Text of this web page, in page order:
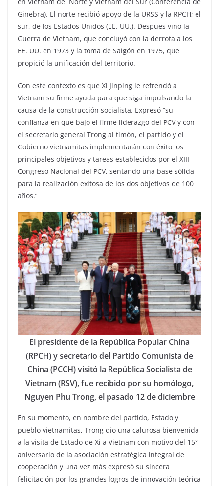
Ginebra). El norte recibió apoyo de la URSS y la RPCH; el
sur, de los Estados Unidos (EE. UU.). Después vino la
Guerra de Vietnam, que concluyó con la derrota a los
EE. UU. en 1973 y la toma de Saigón en 1975, que
propició la unificación del territorio.
Con este contexto es que Xi Jinping le refrendó a
Vietnam su firme ayuda para que siga impulsando la
causa de la construcción socialista. Expresó “su
confianza en que bajo el firme liderazgo del PCV y con
el secretario general Trong al timón, el partido y el
Gobierno vietnamitas implementarán con éxito los
principales objetivos y tareas establecidos por el XIII
Congreso Nacional del PCV, sentando una base sólida
para la realización exitosa de los dos objetivos de 100
años.”
El presidente de la República Popular China
(RPCH) y secretario del Partido Comunista de
China (PCCH) visitó la República Socialista de
Vietnam (RSV), fue recibido por su homólogo,
Nguyen Phu Trong, el pasado 12 de diciembre
En su momento, en nombre del partido, Estado y
pueblo vietnamitas, Trong dio una calurosa bienvenida
a la visita de Estado de Xi a Vietnam con motivo del 15°
aniversario de la asociación estratégica integral de
cooperación y una vez más expresó su sincera
felicitación por los grandes logros de innovación teórica